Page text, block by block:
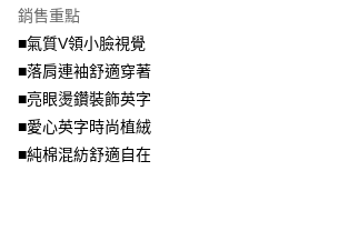
帳／街口支付／iPASS MONEY」等通路繳費。
【注意事項】
1.本服務係由「台灣大哥大股份有限公司」（以下簡稱
用戶於交易時，得透過本服務購買商品或服務，並由商
買賣價金債權讓與本公司後，依約使用本公司帳單繳交
資料（包含姓名、電話或地址）提供予台灣大哥大進項
結帳頁面，進行簡訊認證並確認金額後，即可完成結帳
３．收到繳費通知簡訊後14天內，點擊此簡訊中的連
ATM／網路銀行／等多元方式進行付款，方視為交易完
※ 請注意：結帳手續完成當下不需立刻繳費，但若您
購買商品的店家。未經商家同意取消之訂單仍視為有效
後付繳納相關費用。
※ 交易是否成功請以「AFTEE先享後付 」之結帳頁面
付款後全家取貨
每筆NT$70，滿NT$699(含以上)免運費
7-11取貨付款
每筆NT$70，滿NT$799(含以上)免運費
付款後7-11取貨
銷售重點
■氣質V領小臉視覺
■落肩連袖舒適穿著
■亮眼燙鑽裝飾英字
■愛心英字時尚植絨
■純棉混紡舒適自在